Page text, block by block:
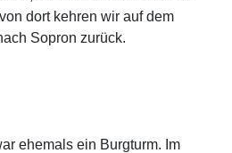
dort kehren wir auf dem
Sopron zurück.
ehemals ein Burgturm. Im